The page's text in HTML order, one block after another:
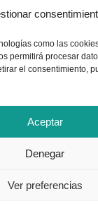
como las
permitirá procesar
el consentimiento,
Aceptar
Denegar
Ver preferencias